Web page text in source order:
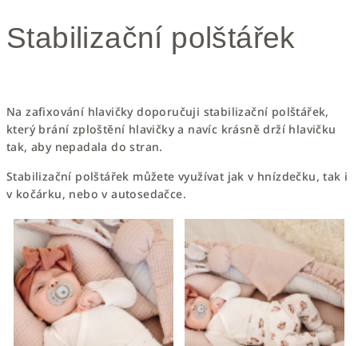
Stabilizační polštářek
Na zafixování hlavičky doporučuji stabilizační polštářek,
který brání zploštění hlavičky a navíc krásně drží hlavičku
tak, aby nepadala do stran.
Stabilizační polštářek můžete využívat jak v hnízdečku, tak i
v kočárku, nebo v autosedačce.